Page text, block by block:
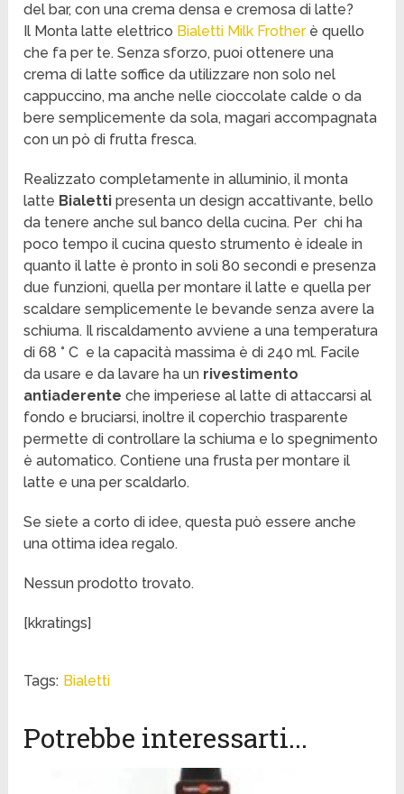
del bar, con una crema densa e cremosa di latte?
Il Monta latte elettrico Bialetti Milk Frotherè quello
che fa per te. Senza sforzo, puoi ottenere una
crema di latte soffice da utilizzare non solo nel
cappuccino, ma anche nelle cioccolate calde o da
bere semplicemente da sola, magari accompagnata
con un pò di frutta fresca.
Realizzato completamente in alluminio, il monta
latte Bialetti presenta un design accattivante, bello
da tenere anche sul banco della cucina. Per chi ha
poco tempo il cucina questo strumento è ideale in
quanto il latte è pronto in soli 80 secondi e presenza
due funzioni, quella per montare il latte e quella per
scaldare semplicemente le bevande senza avere la
schiuma. Il riscaldamento avviene a una temperatura
di 68 ° C e la capacità massima è di 240 ml. Facile
da usare e da lavare ha un rivestimento
antiaderente che imperiese al latte di attaccarsi al
fondo e bruciarsi, inoltre il coperchio trasparente
permette di controllare la schiuma e lo spegnimento
è automatico. Contiene una frusta per montare il
latte e una per scaldarlo.
Se siete a corto di idee, questa può essere anche
una ottima idea regalo.
Nessun prodotto trovato.
[kkratings]
Tags: Bialetti
Potrebbe interessarti...